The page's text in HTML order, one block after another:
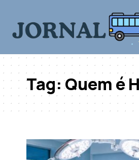
Tag:Quem é